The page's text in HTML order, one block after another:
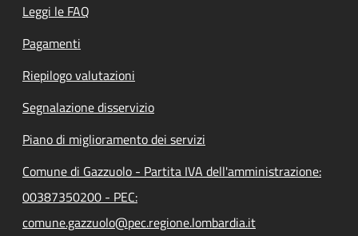
Leggi le FAQ
Pagamenti
Riepilogo valutazioni
Segnalazione disservizio
Piano di miglioramento dei servizi
Comune di Gazzuolo - Partita IVA dell'amministrazione:
00387350200 - PEC:
comune.gazzuolo@pec.regione.lombardia.it